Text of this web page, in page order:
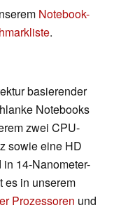
Notebook-
.
basierender
Notebooks
zwei CPU-
sowie eine HD
14-Nanometer-
es in unserem
Prozessoren und